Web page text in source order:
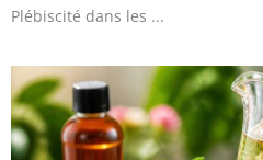
Plébiscité dans les ...